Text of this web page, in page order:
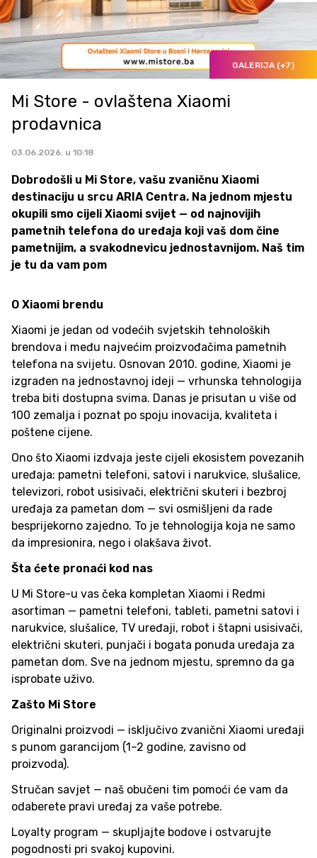
GALERIJA (+7)
Mi Store - ovlaštena Xiaomi
prodavnica
03.06.2026. u 10:18
Dobrodošli u Mi Store, vašu zvaničnu Xiaomi
destinaciju u srcu ARIA Centra. Na jednom mjestu
okupili smo cijeli Xiaomi svijet — od najnovijih
pametnih telefona do uređaja koji vaš dom čine
pametnijim, a svakodnevicu jednostavnijom. Naš tim
je tu da vam pom
O Xiaomi brendu
Xiaomi je jedan od vodećih svjetskih tehnoloških
brendova i među najvećim proizvođačima pametnih
telefona na svijetu. Osnovan 2010. godine, Xiaomi je
izgrađen na jednostavnoj ideji — vrhunska tehnologija
treba biti dostupna svima. Danas je prisutan u više od
100 zemalja i poznat po spoju inovacija, kvaliteta i
poštene cijene.
Ono što Xiaomi izdvaja jeste cijeli ekosistem povezanih
uređaja: pametni telefoni, satovi i narukvice, slušalice,
televizori, robot usisivači, električni skuteri i bezbroj
uređaja za pametan dom — svi osmišljeni da rade
besprijekorno zajedno. To je tehnologija koja ne samo
da impresionira, nego i olakšava život.
Šta ćete pronaći kod nas
U Mi Store-u vas čeka kompletan Xiaomi i Redmi
asortiman — pametni telefoni, tableti, pametni satovi i
narukvice, slušalice, TV uređaji, robot i štapni usisivači,
električni skuteri, punjači i bogata ponuda uređaja za
pametan dom. Sve na jednom mjestu, spremno da ga
isprobate uživo.
Zašto Mi Store
Originalni proizvodi — isključivo zvanični Xiaomi uređaji
s punom garancijom (1–2 godine, zavisno od
proizvoda).
Stručan savjet — naš obučeni tim pomoći će vam da
odaberete pravi uređaj za vaše potrebe.
Loyalty program — skupljajte bodove i ostvarujte
pogodnosti pri svakoj kupovini.